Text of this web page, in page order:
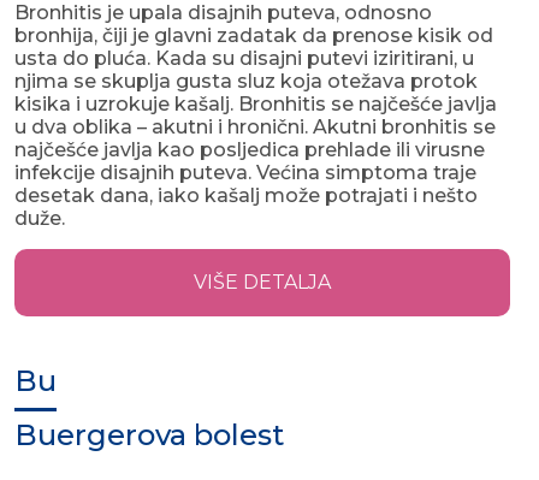
Bronhitis je upala disajnih puteva, odnosno
bronhija, čiji je glavni zadatak da prenose kisik od
usta do pluća. Kada su disajni putevi iziritirani, u
njima se skuplja gusta sluz koja otežava protok
kisika i uzrokuje kašalj. Bronhitis se najčešće javlja
u dva oblika – akutni i hronični. Akutni bronhitis se
najčešće javlja kao posljedica prehlade ili virusne
infekcije disajnih puteva. Većina simptoma traje
desetak dana, iako kašalj može potrajati i nešto
duže.
VIŠE DETALJA
Bu
Buergerova bolest